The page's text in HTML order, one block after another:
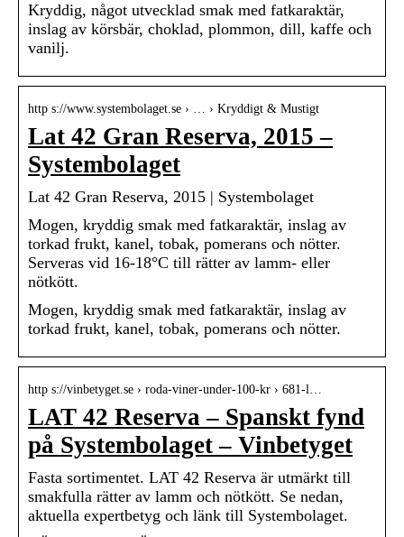
Kryddig, något utvecklad smak med fatkaraktär,
inslag av körsbär, choklad, plommon, dill, kaffe och
vanilj.
http s://www.systembolaget.se › … › Kryddigt & Mustigt
Lat 42 Gran Reserva, 2015 –
Systembolaget
Lat 42 Gran Reserva, 2015 | Systembolaget
Mogen, kryddig smak med fatkaraktär, inslag av
torkad frukt, kanel, tobak, pomerans och nötter.
Serveras vid 16-18°C till rätter av lamm- eller
nötkött.
Mogen, kryddig smak med fatkaraktär, inslag av
torkad frukt, kanel, tobak, pomerans och nötter.
http s://vinbetyget.se › roda-viner-under-100-kr › 681-l…
LAT 42 Reserva – Spanskt fynd
på Systembolaget – Vinbetyget
Fasta sortimentet. LAT 42 Reserva är utmärkt till
smakfulla rätter av lamm och nötkött. Se nedan,
aktuella expertbetyg och länk till Systembolaget.